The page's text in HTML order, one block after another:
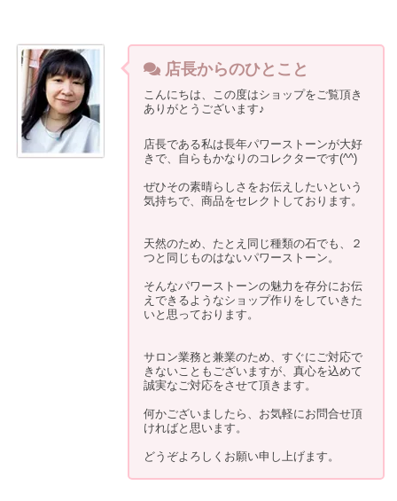
店長からのひとこと
こんにちは、この度はショップをご覧頂き
ありがとうございます♪
店長である私は長年パワーストーンが大好
きで、自らもかなりのコレクターです(^^)
ぜひその素晴らしさをお伝えしたいという
気持ちで、商品をセレクトしております。
天然のため、たとえ同じ種類の石でも、２
つと同じものはないパワーストーン。
そんなパワーストーンの魅力を存分にお伝
えできるようなショップ作りをしていきた
いと思っております。
サロン業務と兼業のため、すぐにご対応で
きないこともございますが、真心を込めて
誠実なご対応をさせて頂きます。
何かございましたら、お気軽にお問合せ頂
ければと思います。
どうぞよろしくお願い申し上げます。